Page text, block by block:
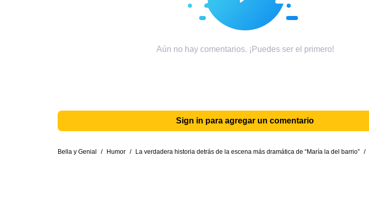
Aún no hay comentarios. ¡Puedes ser el primero!
Sign in para agregar un comentario
Bella y Genial / Humor / La verdadera historia detrás de la escena más dramática de “María la del barrio” /